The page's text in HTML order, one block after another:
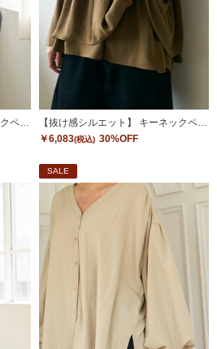
【抜け感シルエット】 キーネックペプラムトップス
【抜け感シルエット】 キーネックペプラムトップス
￥6,083(税込) 30%OFF
SALE